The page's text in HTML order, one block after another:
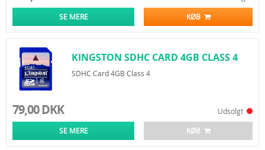
SE MERE KØB
KINGSTON SDHC CARD 4GB CLASS 4
SDHC Card 4GB Class 4
79,00 DKK Udsolgt
SE MERE KØB